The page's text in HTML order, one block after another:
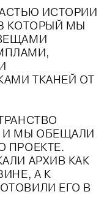
ИСТОРИИ
КОТОРЫЙ МЫ
ТКАНЕЙ ОТ
И МЫ ОБЕЩАЛИ
ПРОЕКТЕ.
АРХИВ КАК
А К
ЕГО В